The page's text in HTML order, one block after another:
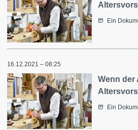
Ein
16.12.2021 – 08:25
Wenn der
Ein